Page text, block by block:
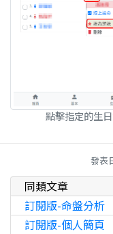
點擊指定的生
發表
同類文章
訂閱版-命盤分析
訂閱版-個人簡頁